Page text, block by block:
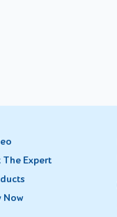
The Expert
Now